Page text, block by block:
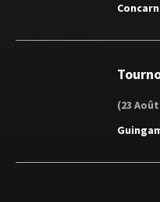
(23 Août